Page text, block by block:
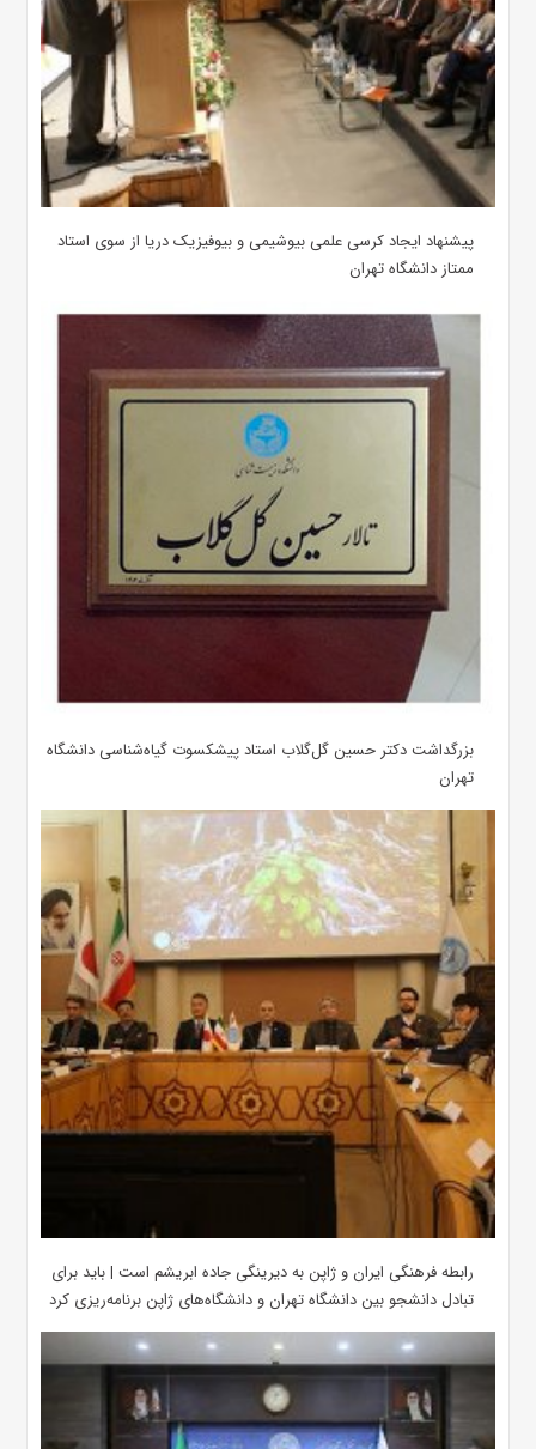
پیشنهاد ایجاد کرسی علمی بیوشیمی و بیوفیزیک دریا از سوی استاد
ممتاز دانشگاه تهران
بزرگداشت دکتر حسین گل‌گلاب استاد پیشکسوت گیاه‌شناسی دانشگاه
تهران
رابطه فرهنگی ایران و ژاپن به دیرینگی جاده ابریشم است | باید برای
تبادل دانشجو بین دانشگاه تهران و دانشگاه‌های ژاپن برنامه‌ریزی کرد